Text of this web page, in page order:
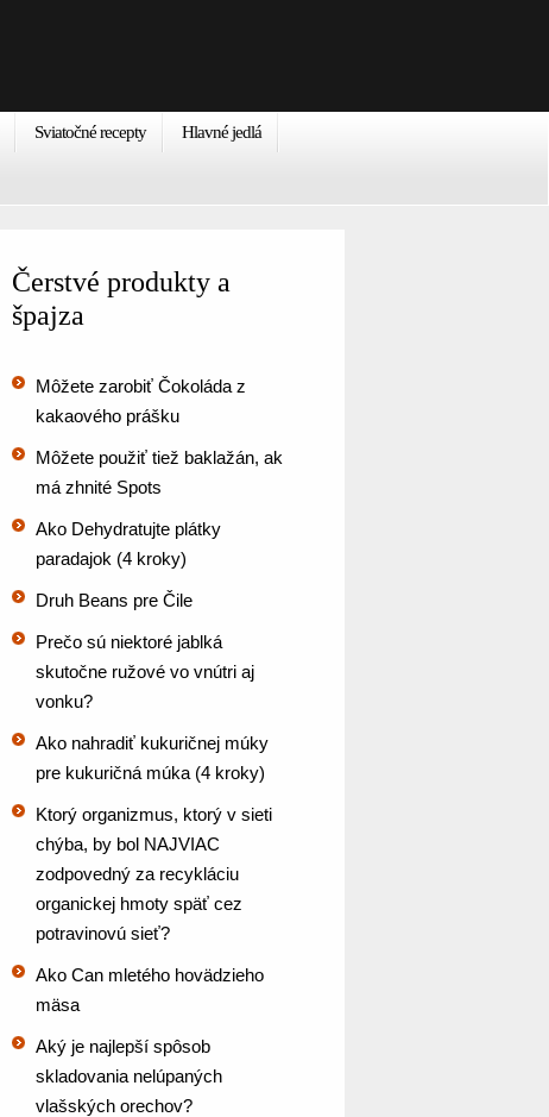
Sviatočné recepty Hlavné jedlá
Čerstvé produkty a
špajza
Môžete zarobiť Čokoláda z
kakaového prášku
Môžete použiť tiež baklažán, ak
má zhnité Spots
Ako Dehydratujte plátky
paradajok (4 kroky)
Druh Beans pre Čile
Prečo sú niektoré jablká
skutočne ružové vo vnútri aj
vonku?
Ako nahradiť kukuričnej múky
pre kukuričná múka (4 kroky)
Ktorý organizmus, ktorý v sieti
chýba, by bol NAJVIAC
zodpovedný za recykláciu
organickej hmoty späť cez
potravinovú sieť?
Ako Can mletého hovädzieho
mäsa
Aký je najlepší spôsob
skladovania nelúpaných
vlašských orechov?